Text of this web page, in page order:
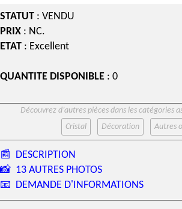
STATUT : VENDU
PRIX : NC.
ETAT : Excellent
QUANTITE DISPONIBLE : 0
Découvrez d’autres pièces dans les catégories
Cristal
Décoration Autres
📰 DESCRIPTION
📸 13 AUTRES PHOTOS
📧 DEMANDE D'INFORMATIONS